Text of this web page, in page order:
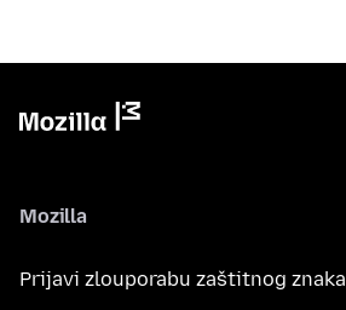
Mozilla
Prijavi zlouporabu zaštitnog znaka